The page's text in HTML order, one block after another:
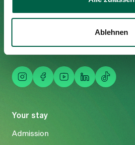
Ablehnen
Your stay
Admission
Tel
Mail
info@spitalzollikerberg.ch